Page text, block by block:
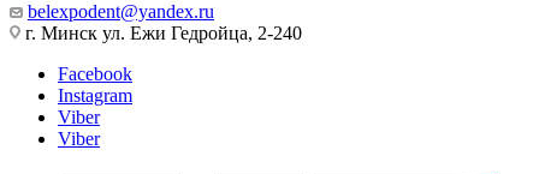
belexpodent@yandex.ru
г. Минск ул. Ежи Гедройца, 2-240
Facebook
Instagram
Viber
Viber